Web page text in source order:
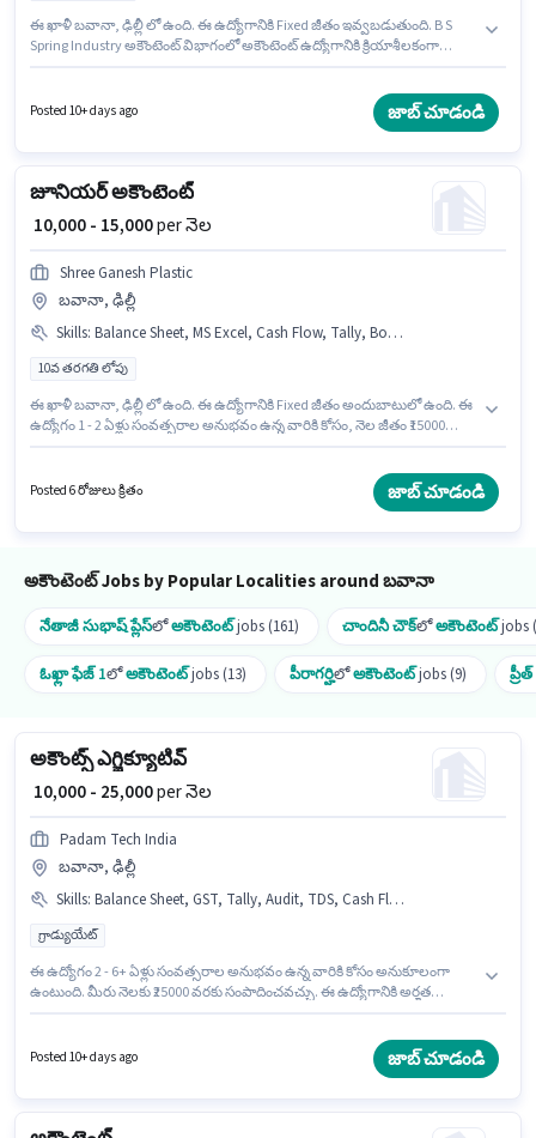
ఈ ఖాళీ బవానా, ఢిల్లీ లో ఉంది. ఈ ఉద్యోగానికి Fixed జీతం ఇవ్వబడుతుంది. B S
Spring Industry అకౌంటెంట్ విభాగంలో అకౌంటెంట్ ఉద్యోగానికి క్రియాశీలకంగా
ఉన్న అభ్యర్థులు దరఖాస్తు చేయవచ్చు.
Posted 10+ days ago జాబ్ చూడండి
జూనియర్ అకౌంటెంట్
₹ 10,000 - 15,000per నెల
Shree Ganesh Plastic
బవానా, ఢిల్లీ
Skills: Balance Sheet, MS Excel, Cash Flow, Tally, Book Keeping
10వ తరగతి లోపు
ఈ ఖాళీ బవానా, ఢిల్లీ లో ఉంది. ఈ ఉద్యోగానికి Fixed జీతం అందుబాటులో ఉంది. ఈ
ఉద్యోగం 1 - 2 ఏళ్లు సంవత్సరాల అనుభవం ఉన్న వారికి కోసం, నెల జీతం ₹15000
ఈ ఉద్యోగానికి అభ్యర్థి వద్ద Balance Sheet, Book Keeping, Cash Flow, MS
Posted 6 రోజులు క్రితం జాబ్ చూడండి
అకౌంటెంట్ Jobs by Popular Localities around బవానా
నేతాజీ సుభాష్ ప్లేస్లోఅకౌంటెంట్jobs (161) చాందినీ చౌక్లోఅకౌంటెంట్jobs
ఓఖ్లా ఫేజ్ 1లోఅకౌంటెంట్jobs (13) పీరాగర్హిలోఅకౌంటెంట్jobs (9)
అకౌంట్స్ ఎగ్జిక్యూటివ్
₹ 10,000 - 25,000per నెల
Padam Tech India
బవానా, ఢిల్లీ
Skills: Balance Sheet, GST, Tally, Audit, TDS, Cash Flow, Taxation - VAT & Sales Tax, Book Keeping
గ్రాడ్యుయేట్
ఈ ఉద్యోగం 2 - 6+ ఏళ్లు సంవత్సరాల అనుభవం ఉన్న వారికి కోసం అనుకూలంగా
ఉంటుంది. మీరు నెలకు ₹25000 వరకు సంపాదించవచ్చు. ఈ ఉద్యోగానికి అర్హత
దరఖాస్తుదారులు కనీసం గ్రాడ్యుయేట్ డిగ్రీ లేదా సర్టిఫికెట్ కలిగి ఉండాలి. ఈ
ఉద్యోగానికి Fixed జీతం ఇవ్వబడుతుంది. ఈ ఉద్యోగం బవానా, ఢిల్లీ లో ఉంది.
Posted 10+ days ago జాబ్ చూడండి